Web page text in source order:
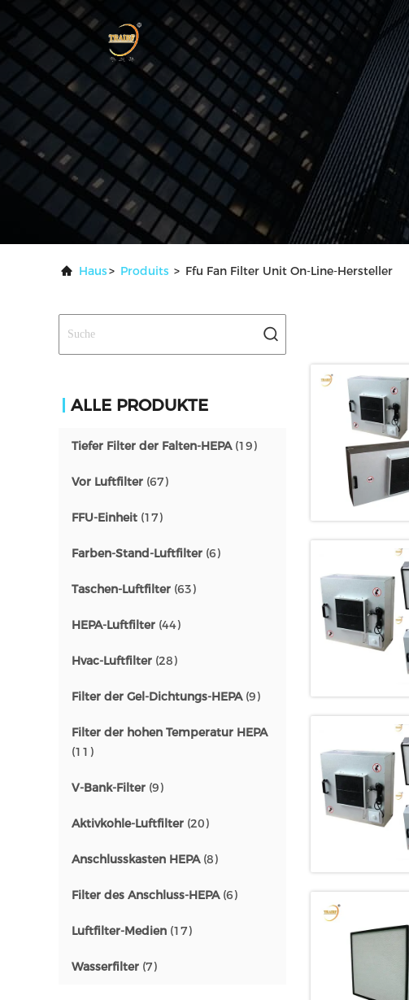
Haus> Produits > Ffu Fan Filter Unit On-Line-Hersteller
ALLE PRODUKTE
Tiefer Filter der Falten-HEPA(19)
Vor Luftfilter (67)
FFU-Einheit (17)
Farben-Stand-Luftfilter (6)
Taschen-Luftfilter (63)
HEPA-Luftfilter (44)
Hvac-Luftfilter (28)
Filter der Gel-Dichtungs-HEPA(9)
Filter der hohen Temperatur HEPA
(11)
V-Bank-Filter (9)
Aktivkohle-Luftfilter (20)
Anschlusskasten HEPA(8)
Filter des Anschluss-HEPA(6)
Luftfilter-Medien (17)
Wasserfilter (7)